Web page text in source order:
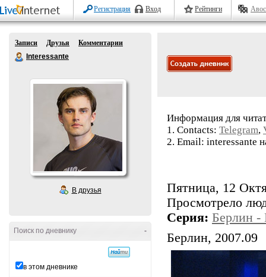
Регистрация Вход Рейтинги
Записи Друзья
Комментарии
Interessante
В друзья
-
Поиск по дневнику
в этом дневнике
Информация для
1. Contacts: Telegram,
2. Email: interessante
Пятница, 12
Просмотрело
Серия: Берлин -
Берлин, 2007.09